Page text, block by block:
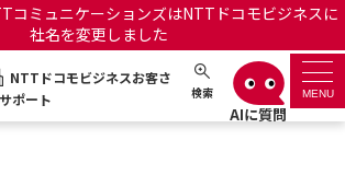
コミュニケーションズはNTTドコモビジネスに
社名を変更しました
NTTドコモビジネスお客さ
ポート
検索 MENU
ジネスお客さまサポート 日本語 English
ップ